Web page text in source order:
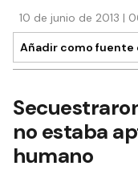
10 de junio de 2013 |
Añadir como fuente
no estaba
humano